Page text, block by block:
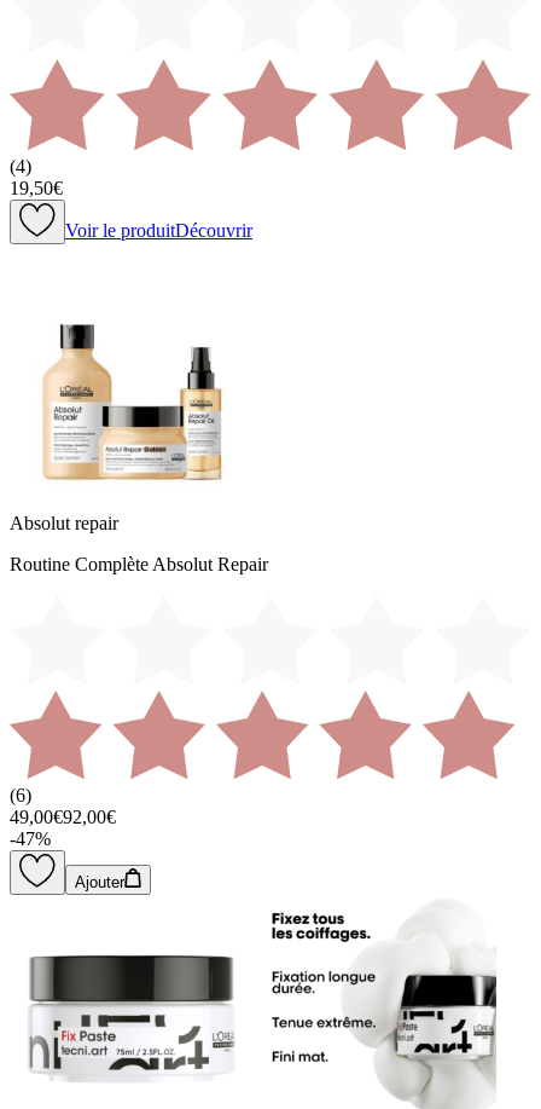
(4)
19,50€
Voir le produitDécouvrir
Absolut repair
Routine Complète Absolut Repair
(6)
49,00€92,00€
-47%
Ajouter